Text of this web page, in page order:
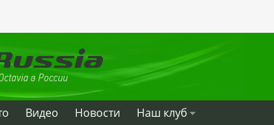
Видео Новости Наш клуб